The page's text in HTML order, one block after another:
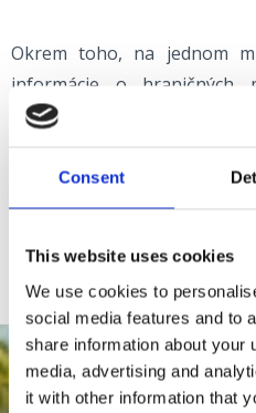
Consent
This website uses cookies
We use cookies to
social media features and to
share information about your
media, advertising and
it with other information that
Okrem toho, na jednom
informácie o hraničných
užitočných kontaktoch,
pracovného voľna a
dovolenku s vašim domácim
automobile.